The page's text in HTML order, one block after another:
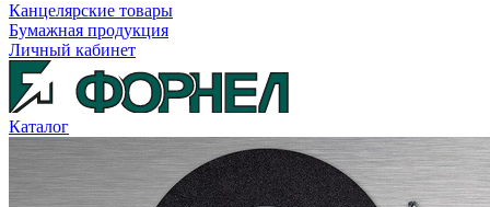
Канцелярские товары
Бумажная продукция
Личный кабинет
Каталог